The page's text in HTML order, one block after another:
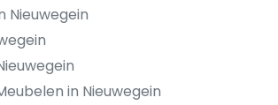
Nieuwegein
in Nieuwegein